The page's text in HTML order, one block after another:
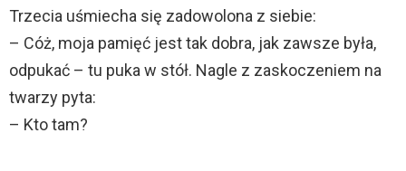
Trzecia uśmiecha się zadowolona z siebie:
– Cóż, moja pamięć jest tak dobra, jak zawsze była,
odpukać – tu puka w stół. Nagle z zaskoczeniem na
twarzy pyta:
– Kto tam?